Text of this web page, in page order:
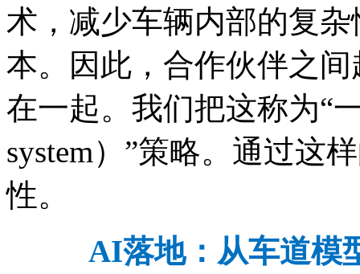
术，减少车辆内部的复
本。因此，合作伙伴之
在一起。我们把这称为“
system）”策略。通过这
性。
AI落地：从车道模